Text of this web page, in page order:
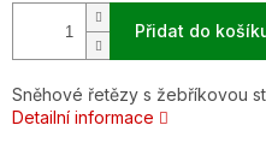
Přidat do
Sněhové řetězy s žebříkovou
Detailní informace